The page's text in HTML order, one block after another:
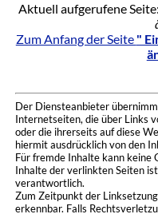
Aktuell aufgerufene Seite:
Zum Anfang der Seite "
Der Diensteanbieter
Internetseiten, die über Links
oder die ihrerseits auf diese
hiermit ausdrücklich von den
Für fremde Inhalte kann keine
Inhalte der verlinkten Seiten
verantwortlich.
Zum Zeitpunkt der
erkennbar. Falls